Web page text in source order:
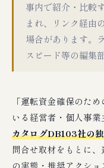
事内で紹介・比較
まれ、リンク経由
場合があります。
スピード等の編集
「運転資金確保のた
いる経営者・個人事
カタログDB103社の
問合せ取材をもとに
の実態・推奨アクシ